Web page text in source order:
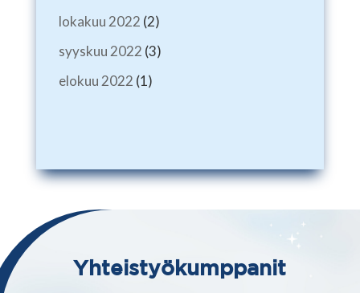
lokakuu 2022 (2)
syyskuu 2022 (3)
elokuu 2022 (1)
Yhteistyökumppanit